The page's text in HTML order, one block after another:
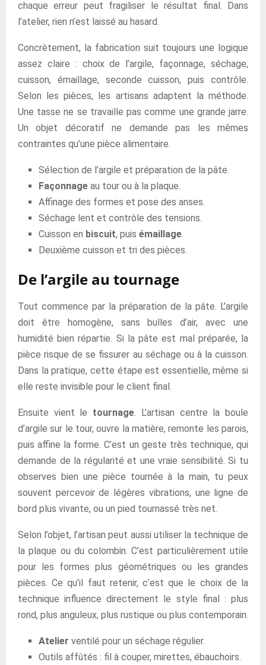
chaque erreur peut fragiliser le résultat final. Dans
l’atelier, rien n’est laissé au hasard.
Concrètement, la fabrication suit toujours une logique
assez claire : choix de l’argile, façonnage, séchage,
cuisson, émaillage, seconde cuisson, puis contrôle.
Selon les pièces, les artisans adaptent la méthode.
Une tasse ne se travaille pas comme une grande jarre.
Un objet décoratif ne demande pas les mêmes
contraintes qu’une pièce alimentaire.
Sélection de l’argile et préparation de la pâte.
Façonnage au tour ou à la plaque.
Affinage des formes et pose des anses.
Séchage lent et contrôle des tensions.
Cuisson en biscuit, puis émaillage.
Deuxième cuisson et tri des pièces.
De l’argile au tournage
Tout commence par la préparation de la pâte. L’argile
doit être homogène, sans bulles d’air, avec une
humidité bien répartie. Si la pâte est mal préparée, la
pièce risque de se fissurer au séchage ou à la cuisson.
Dans la pratique, cette étape est essentielle, même si
elle reste invisible pour le client final.
Ensuite vient le tournage. L’artisan centre la boule
d’argile sur le tour, ouvre la matière, remonte les parois,
puis affine la forme. C’est un geste très technique, qui
demande de la régularité et une vraie sensibilité. Si tu
observes bien une pièce tournée à la main, tu peux
souvent percevoir de légères vibrations, une ligne de
bord plus vivante, ou un pied tournassé très net.
Selon l’objet, l’artisan peut aussi utiliser la technique de
la plaque ou du colombin. C’est particulièrement utile
pour les formes plus géométriques ou les grandes
pièces. Ce qu’il faut retenir, c’est que le choix de la
technique influence directement le style final : plus
rond, plus anguleux, plus rustique ou plus contemporain.
Atelier ventilé pour un séchage régulier.
Outils affûtés : fil à couper, mirettes, ébauchoirs.